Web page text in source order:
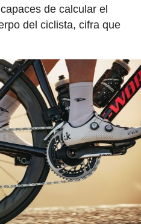
de calcular el
del ciclista, cifra que